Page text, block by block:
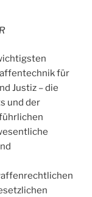
für
Justiz – die
und der